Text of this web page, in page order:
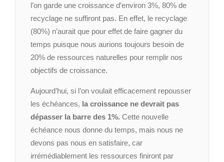
l’on garde une croissance d’environ 3%, 80% de
recyclage ne suffiront pas. En effet, le recyclage
(80%) n’aurait que pour effet de faire gagner du
temps puisque nous aurions toujours besoin de
20% de ressources naturelles pour remplir nos
objectifs de croissance.
Aujourd’hui, si l’on voulait efficacement repousser
les échéances, la croissance ne devrait pas
dépasser la barre des 1%. Cette nouvelle
échéance nous donne du temps, mais nous ne
devons pas nous en satisfaire, car
irrémédiablement les ressources finiront par